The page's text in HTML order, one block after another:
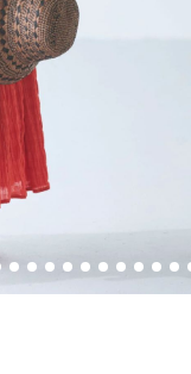
20 21 22 23 24 25 26 27 28 29